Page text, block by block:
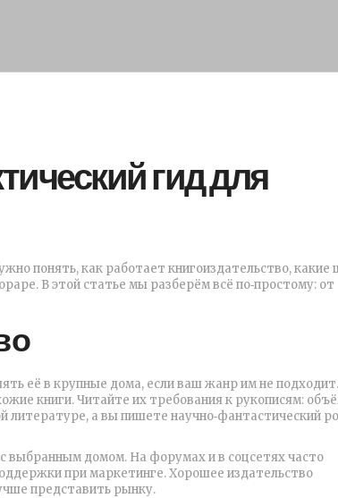
гид для
понять, как работает книгоиздательство, какие
В этой статье мы разберём всё по‑простому: от
её в крупные дома, если ваш жанр им не подходит.
книги. Читайте их требования к рукописям:
литературе, а вы пишете научно‑фантастический
выбранным домом. На форумах и в соцсетях часто
при маркетинге. Хорошее издательство
представить рынку.